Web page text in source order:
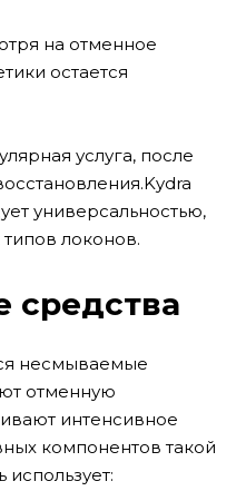
на отменное
остается
услуга, после
универсальностью,
локонов.
несмываемые
отменную
интенсивное
компонентов такой